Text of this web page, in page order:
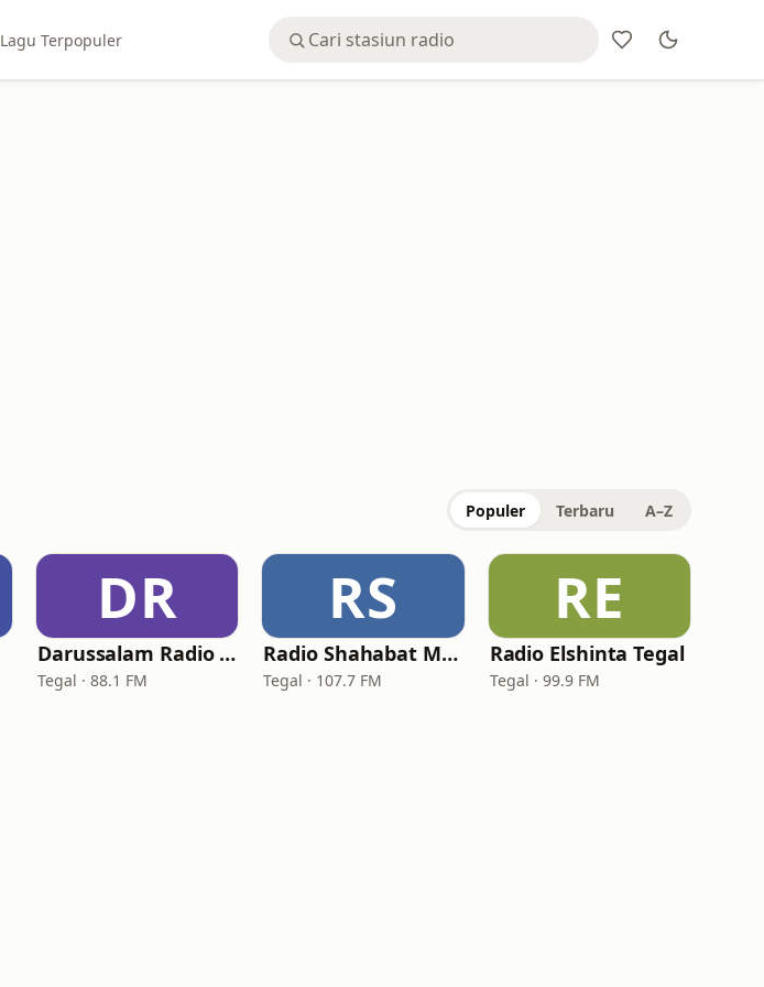
Lagu Terpopuler
Populer Terbaru A–Z
DR
Darussalam Radio Tegal
Tegal · 88.1 FM
RS
Radio Shahabat Muslim
Tegal · 107.7 FM
RE
Radio Elshinta Tegal
Tegal · 99.9 FM